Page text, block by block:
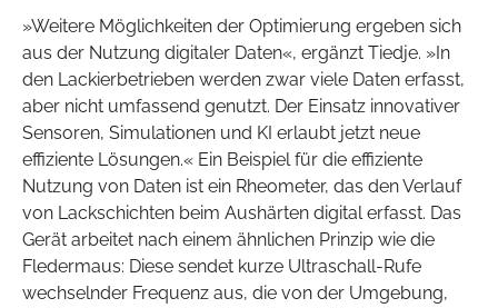
»Weitere Möglichkeiten der Optimierung ergeben sich
aus der Nutzung digitaler Daten«, ergänzt Tiedje. »In
den Lackierbetrieben werden zwar viele Daten erfasst,
aber nicht umfassend genutzt. Der Einsatz innovativer
Sensoren, Simulationen und KI erlaubt jetzt neue
effiziente Lösungen.« Ein Beispiel für die effiziente
Nutzung von Daten ist ein Rheometer, das den Verlauf
von Lackschichten beim Aushärten digital erfasst. Das
Gerät arbeitet nach einem ähnlichen Prinzip wie die
Fledermaus: Diese sendet kurze Ultraschall-Rufe
wechselnder Frequenz aus, die von der Umgebung,